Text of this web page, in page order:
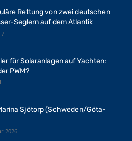
Rettung von zwei deutschen
Seglern auf dem Atlantik
für Solaranlagen auf Yachten:
PWM?
Sjötorp (Schweden/Göta-
2026